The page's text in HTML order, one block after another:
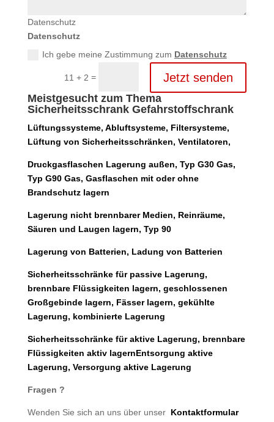
Datenschutz
Datenschutz
Ich gebe meine Zustimmung zum Datenschutz
11 + 2 = Jetzt senden
Meistgesucht zum Thema
Sicherheitsschrank Gefahrstoffschrank
Lüftungssysteme, Abluftsysteme, Filtersysteme,
Lüftung von Sicherheitsschränken, Ventilatoren,
Druckgasflaschen Lagerung außen, Typ G30 Gas,
Typ G90 Gas, Gasflaschen mit oder ohne
Brandschutz lagern
Lagerung nicht brennbarer Medien, Reinräume,
Säuren und Laugen lagern, Typ 90
Lagerung von Batterien, Ladung von Batterien
Sicherheitsschränke für passive Lagerung,
brennbare Flüssigkeiten lagern, geschlossenen
Großgebinde lagern, Fässer lagern, gekühlte
Lagerung, kombinierte Lagerung
Sicherheitsschränke für aktive Lagerung, brennbare
Flüssigkeiten aktiv lagernEntsorgung aktive
Lagerung, Versorgung aktive Lagerung
Fragen ?
Wenden Sie sich an uns über unser Kontaktformular